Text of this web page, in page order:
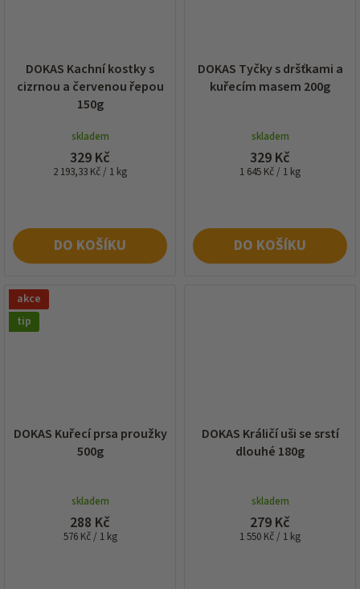
DOKAS Kachní kostky s
cizrnou a červenou řepou
150g
skladem
329 Kč
Měrná
2 193,33 Kč / 1 kg
DO KOŠÍKU
DOKAS Tyčky s dršťkami a
kuřecím masem 200g
skladem
329 Kč
Měrná
1 645 Kč / 1 kg
DO KOŠÍKU
akce
tip
DOKAS Kuřecí prsa proužky
500g
skladem
288 Kč
Měrná
576 Kč / 1 kg
DOKAS Králičí uši se srstí
dlouhé 180g
skladem
279 Kč
Měrná
1 550 Kč / 1 kg